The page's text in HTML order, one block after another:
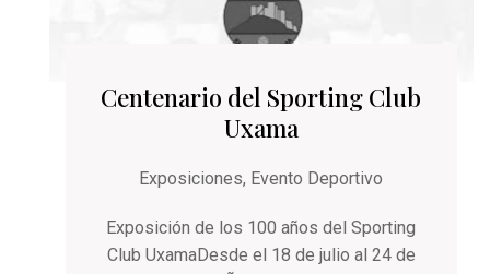
Centenario del Sporting Club
Uxama
Exposiciones, Evento Deportivo
Exposición de los 100 años del Sporting
Club UxamaDesde el 18 de julio al 24 de